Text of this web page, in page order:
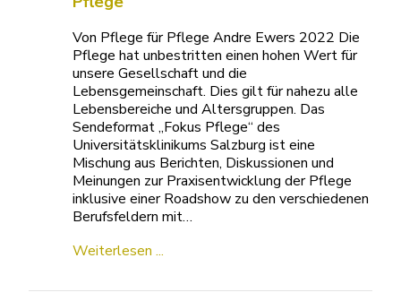
Von Pflege für Pflege Andre Ewers 2022 Die
Pflege hat unbestritten einen hohen Wert für
unsere Gesellschaft und die
Lebensgemeinschaft. Dies gilt für nahezu alle
Lebensbereiche und Altersgruppen. Das
Sendeformat „Fokus Pflege“ des
Universitätsklinikums Salzburg ist eine
Mischung aus Berichten, Diskussionen und
Meinungen zur Praxisentwicklung der Pflege
inklusive einer Roadshow zu den verschiedenen
Berufsfeldern mit…
Weiterlesen ...